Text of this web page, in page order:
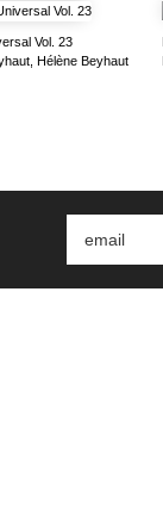
Vol. 23
Hélène Beyhaut